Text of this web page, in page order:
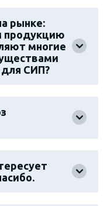
рынке:
продукцию
многие
СИП?